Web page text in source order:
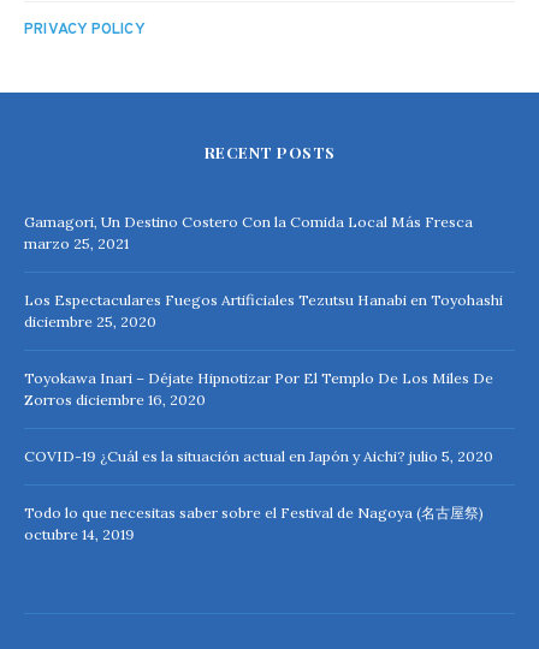
PRIVACY POLICY
RECENT POSTS
Gamagori, Un Destino Costero Con la Comida Local Más Fresca
marzo 25, 2021
Los Espectaculares Fuegos Artificiales Tezutsu Hanabi en Toyohashi
diciembre 25, 2020
Toyokawa Inari – Déjate Hipnotizar Por El Templo De Los Miles De
Zorros diciembre 16, 2020
COVID-19 ¿Cuál es la situación actual en Japón y Aichi? julio 5, 2020
Todo lo que necesitas saber sobre el Festival de Nagoya (名古屋祭)
octubre 14, 2019